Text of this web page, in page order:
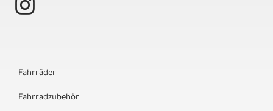
Fahrräder
Fahrradzubehör